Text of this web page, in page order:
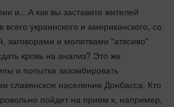
и…А как вы заставите жителей
украинского и американского, со
заговорами и молитвами "атвсиво"
кровь на анализ? Это же
и попытка зазомбировать
славянское население Донбасса. Кто
пойдет на прием к, например,